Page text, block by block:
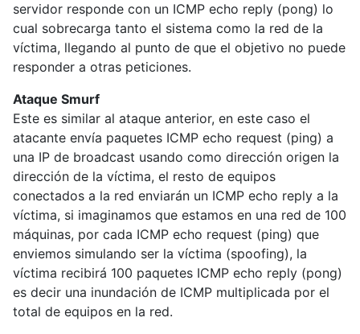
servidor responde con un ICMP echo reply (pong) lo
cual sobrecarga tanto el sistema como la red de la
víctima, llegando al punto de que el objetivo no puede
responder a otras peticiones.
Ataque Smurf
Este es similar al ataque anterior, en este caso el
atacante envía paquetes ICMP echo request (ping) a
una IP de broadcast usando como dirección origen la
dirección de la víctima, el resto de equipos
conectados a la red enviarán un ICMP echo reply a la
víctima, si imaginamos que estamos en una red de 100
máquinas, por cada ICMP echo request (ping) que
enviemos simulando ser la víctima (spoofing), la
víctima recibirá 100 paquetes ICMP echo reply (pong)
es decir una inundación de ICMP multiplicada por el
total de equipos en la red.